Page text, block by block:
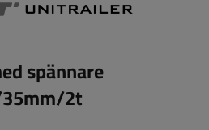
spännare
35mm/2t